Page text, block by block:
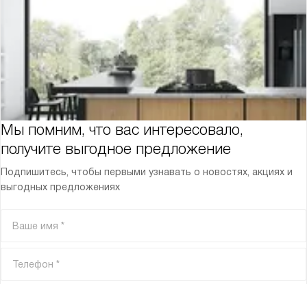
Мы помним, что вас интересовало,
получите выгодное предложение
Подпишитесь, чтобы первыми узнавать о новостях, акциях и
выгодных предложениях